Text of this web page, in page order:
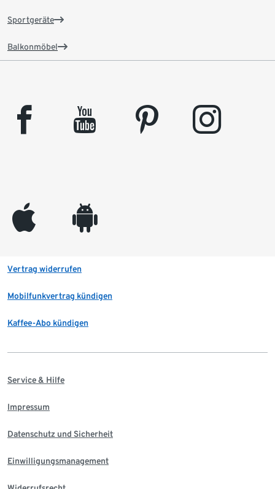
Sportgeräte
Balkonmöbel
facebook youtube pinterest instagram
appleinc android
Vertrag widerrufen
Mobilfunkvertrag kündigen
Kaffee-Abo kündigen
Service & Hilfe
Impressum
Datenschutz und Sicherheit
Einwilligungsmanagement